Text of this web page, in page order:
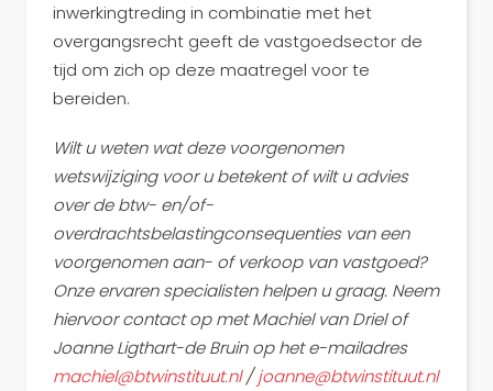
inwerkingtreding in combinatie met het
overgangsrecht geeft de vastgoedsector de
tijd om zich op deze maatregel voor te
bereiden.
Wilt u weten wat deze voorgenomen
wetswijziging voor u betekent of wilt u advies
over de btw- en/of-
overdrachtsbelastingconsequenties van een
voorgenomen aan- of verkoop van vastgoed?
Onze ervaren specialisten helpen u graag. Neem
hiervoor contact op met Machiel van Driel of
Joanne Ligthart-de Bruin op het e-mailadres
machiel@btwinstituut.nl/joanne@btwinstituut.nl